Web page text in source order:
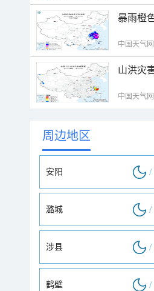
暴雨橙
中国天气
山洪灾
中国天气
周边地区
安阳 /
潞城 /
涉县 /
鹤壁 /